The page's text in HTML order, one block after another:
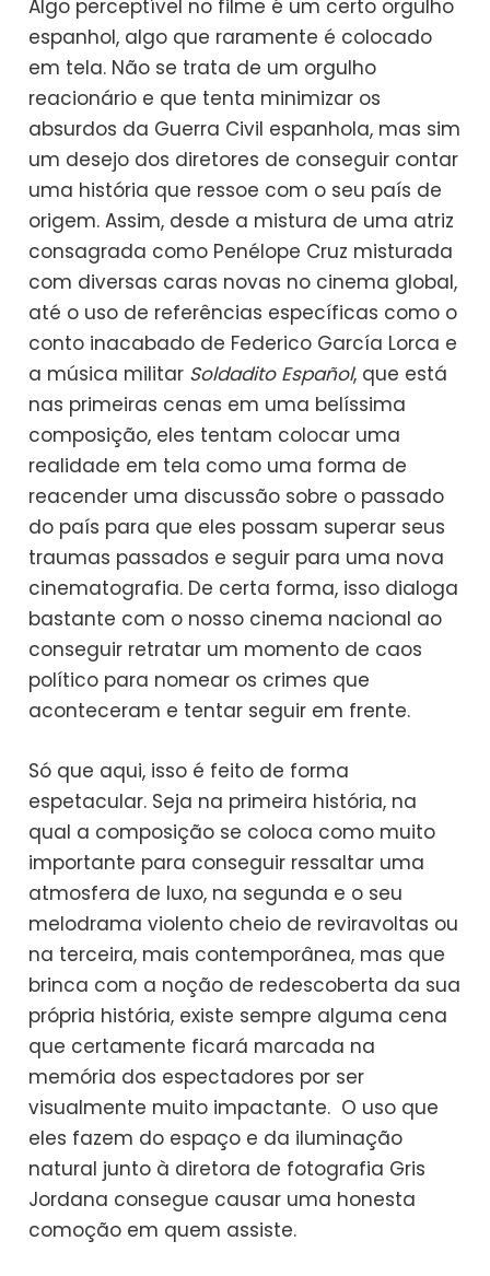
Algo perceptível no filme é um certo orgulho
espanhol, algo que raramente é colocado
em tela. Não se trata de um orgulho
reacionário e que tenta minimizar os
absurdos da Guerra Civil espanhola, mas sim
um desejo dos diretores de conseguir contar
uma história que ressoe com o seu país de
origem. Assim, desde a mistura de uma atriz
consagrada como Penélope Cruz misturada
com diversas caras novas no cinema global,
até o uso de referências específicas como o
conto inacabado de Federico García Lorca e
a música militar Soldadito Español, que está
nas primeiras cenas em uma belíssima
composição, eles tentam colocar uma
realidade em tela como uma forma de
reacender uma discussão sobre o passado
do país para que eles possam superar seus
traumas passados e seguir para uma nova
cinematografia. De certa forma, isso dialoga
bastante com o nosso cinema nacional ao
conseguir retratar um momento de caos
político para nomear os crimes que
aconteceram e tentar seguir em frente.
Só que aqui, isso é feito de forma
espetacular. Seja na primeira história, na
qual a composição se coloca como muito
importante para conseguir ressaltar uma
atmosfera de luxo, na segunda e o seu
melodrama violento cheio de reviravoltas ou
na terceira, mais contemporânea, mas que
brinca com a noção de redescoberta da sua
própria história, existe sempre alguma cena
que certamente ficará marcada na
memória dos espectadores por ser
visualmente muito impactante. O uso que
eles fazem do espaço e da iluminação
natural junto à diretora de fotografia Gris
Jordana consegue causar uma honesta
comoção em quem assiste.